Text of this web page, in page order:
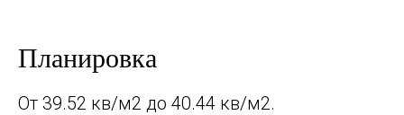
Планировка
От 39.52 кв/м2 до 40.44 кв/м2.